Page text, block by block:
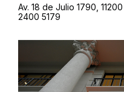
Av. 18 de Julio 1790,
2400 5179